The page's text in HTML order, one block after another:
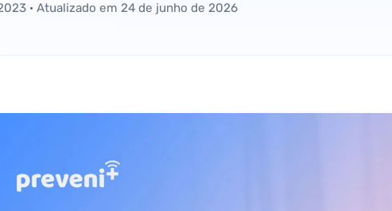
· Atualizado em 24 de junho de 2026